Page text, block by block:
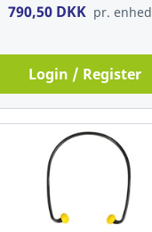
790,50 DKK pr. enhed
Login / Register